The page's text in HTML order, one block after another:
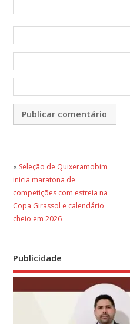
« Seleção de Quixeramobim
inicia maratona de
competições com estreia na
Copa Girassol e calendário
cheio em 2026
Publicidade